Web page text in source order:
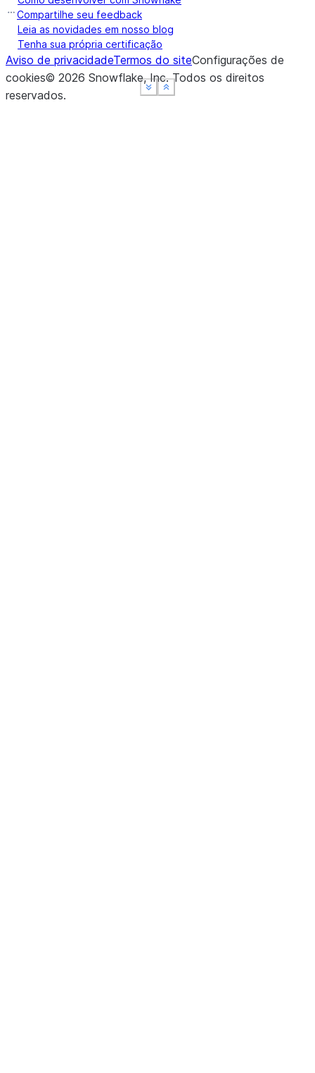
Show less
See moreShow less
See moreShow less
See more
Compartilhe seu feedback
Leia as novidades em nosso blog
Tenha sua própria certificação
Aviso de privacidadeTermos do siteConfigurações de
cookies© 2026 Snowflake, Inc.Todos os direitos
reservados.